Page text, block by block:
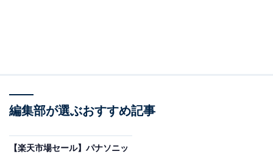
画像出典：楽天トラベル
編集部が選ぶおすすめ記事
【楽天市場セール】パナソニッ